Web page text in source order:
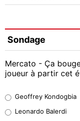
Sondage
Mercato - Ça
joueur à partir cet
38%
Geoffrey Kondogbia
Leonardo Balerdi